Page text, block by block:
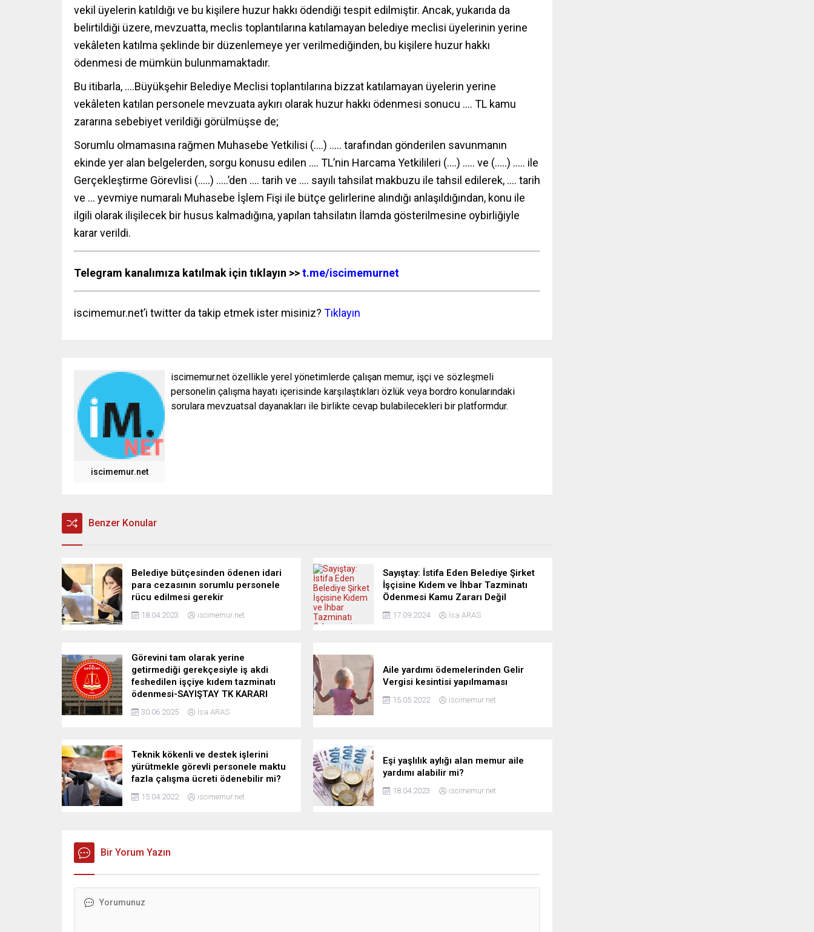
vekil üyelerin katıldığı ve bu kişilere huzur hakkı ödendiği tespit edilmiştir. Ancak, yukarıda da
belirtildiği üzere, mevzuatta, meclis toplantılarına katılamayan belediye meclisi üyelerinin yerine
vekâleten katılma şeklinde bir düzenlemeye yer verilmediğinden, bu kişilere huzur hakkı
ödenmesi de mümkün bulunmamaktadır.
Bu itibarla, ….Büyükşehir Belediye Meclisi toplantılarına bizzat katılamayan üyelerin yerine
vekâleten katılan personele mevzuata aykırı olarak huzur hakkı ödenmesi sonucu …. TL kamu
zararına sebebiyet verildiği görülmüşse de;
Sorumlu olmamasına rağmen Muhasebe Yetkilisi (….) ….. tarafından gönderilen savunmanın
ekinde yer alan belgelerden, sorgu konusu edilen …. TL’nin Harcama Yetkilileri (….) ….. ve (…..) ….. ile
Gerçekleştirme Görevlisi (…..) …..’den …. tarih ve …. sayılı tahsilat makbuzu ile tahsil edilerek, …. tarih
ve … yevmiye numaralı Muhasebe İşlem Fişi ile bütçe gelirlerine alındığı anlaşıldığından, konu ile
ilgili olarak ilişilecek bir husus kalmadığına, yapılan tahsilatın İlamda gösterilmesine oybirliğiyle
karar verildi.
Telegram kanalımıza katılmak için tıklayın >>t.me/iscimemurnet
iscimemur.net’i twitter da takip etmek ister misiniz? Tıklayın
iscimemur.net
iscimemur.net özellikle yerel yönetimlerde çalışan memur, işçi ve sözleşmeli
personelin çalışma hayatı içerisinde karşılaştıkları özlük veya bordro konularındaki
sorulara mevzuatsal dayanakları ile birlikte cevap bulabilecekleri bir platformdur.
Benzer Konular
Belediye bütçesinden ödenen idari
para cezasının sorumlu personele
rücu edilmesi gerekir
18.04.2023 iscimemur.net
Sayıştay: İstifa Eden Belediye Şirket
İşçisine Kıdem ve İhbar Tazminatı
Ödenmesi Kamu Zararı Değil
17.09.2024 İsa ARAS
Görevini tam olarak yerine
getirmediği gerekçesiyle iş akdi
feshedilen işçiye kıdem tazminatı
ödenmesi-SAYIŞTAY TK KARARI
30.06.2025 İsa ARAS
Aile yardımı ödemelerinden Gelir
Vergisi kesintisi yapılmaması
15.05.2022 iscimemur.net
Teknik kökenli ve destek işlerini
yürütmekle görevli personele maktu
fazla çalışma ücreti ödenebilir mi?
15.04.2022 iscimemur.net
Eşi yaşlılık aylığı alan memur aile
yardımı alabilir mi?
18.04.2023 iscimemur.net
Bir Yorum Yazın